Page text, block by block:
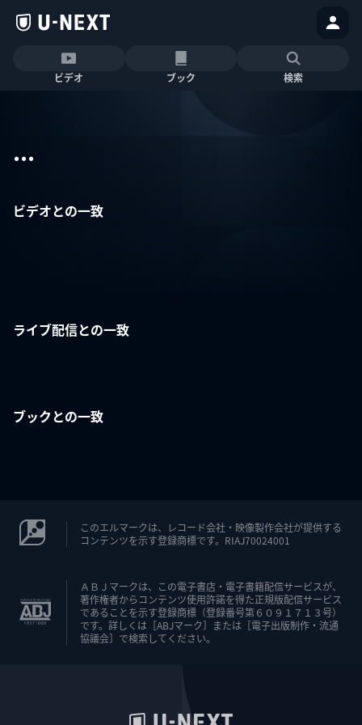
ビデオ ブック 検索
...
ビデオとの一致
ライブ配信との一致
ブックとの一致
このエルマークは、レコード会社・映像製作会社が提供する
コンテンツを示す登録商標です。RIAJ70024001
ＡＢＪマークは、この電子書店・電子書籍配信サービスが、
著作権者からコンテンツ使用許諾を得た正規版配信サービス
であることを示す登録商標（登録番号第６０９１７１３号）
です。詳しくは［ABJマーク］または［電子出版制作・流通
協議会］で検索してください。